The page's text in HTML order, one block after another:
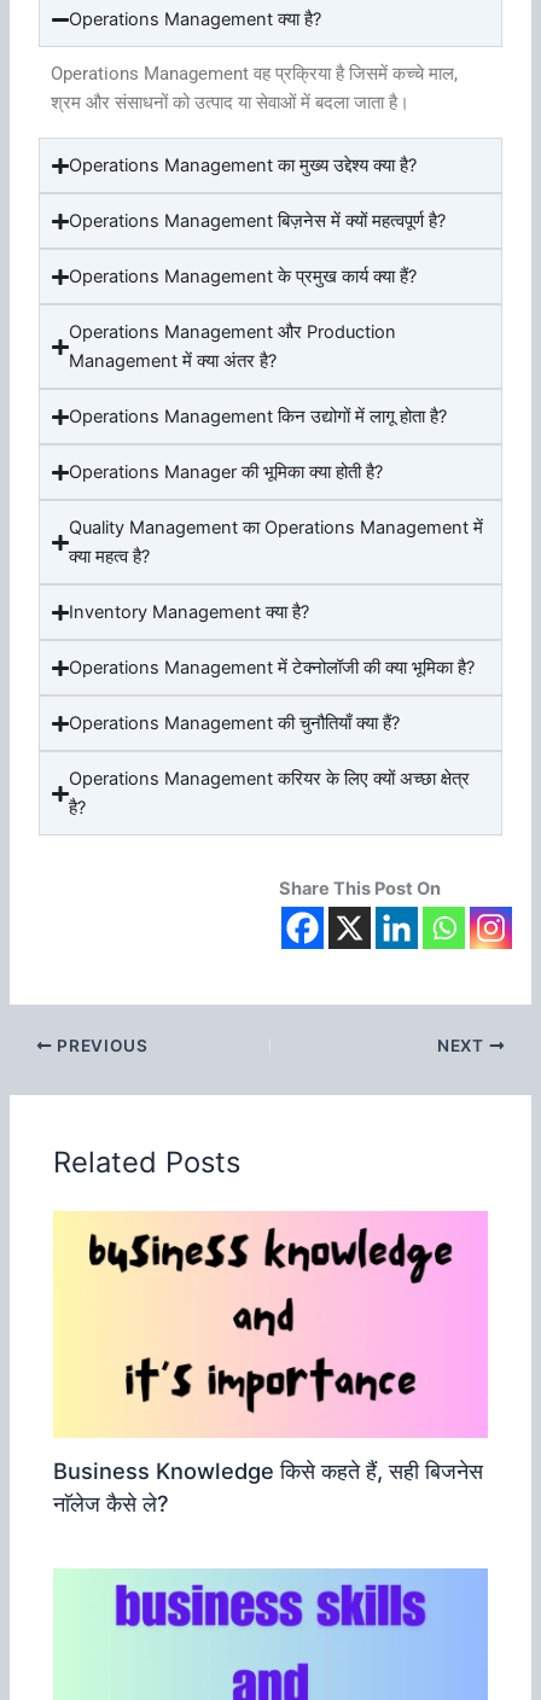
Operations Management क्या है?
Operations Management वह प्रक्रिया है जिसमें कच्चे माल,
श्रम और संसाधनों को उत्पाद या सेवाओं में बदला जाता है।
Operations Management का मुख्य उद्देश्य क्या है?
Operations Management बिज़नेस में क्यों महत्वपूर्ण है?
Operations Management के प्रमुख कार्य क्या हैं?
Operations Management और Production
Management में क्या अंतर है?
Operations Management किन उद्योगों में लागू होता है?
Operations Manager की भूमिका क्या होती है?
Quality Management का Operations Management में
क्या महत्व है?
Inventory Management क्या है?
Operations Management में टेक्नोलॉजी की क्या भूमिका है?
Operations Management की चुनौतियाँ क्या हैं?
Operations Management करियर के लिए क्यों अच्छा क्षेत्र
है?
Share This Post On
PREVIOUS NEXT
Related Posts
Business Knowledge किसे कहते हैं, सही बिजनेस
नाॅलेज कैसे ले?